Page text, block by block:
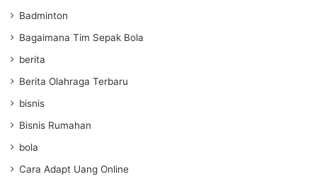
Badminton
Bagaimana Tim Sepak Bola
berita
Berita Olahraga Terbaru
bisnis
Bisnis Rumahan
bola
Cara Adapt Uang Online